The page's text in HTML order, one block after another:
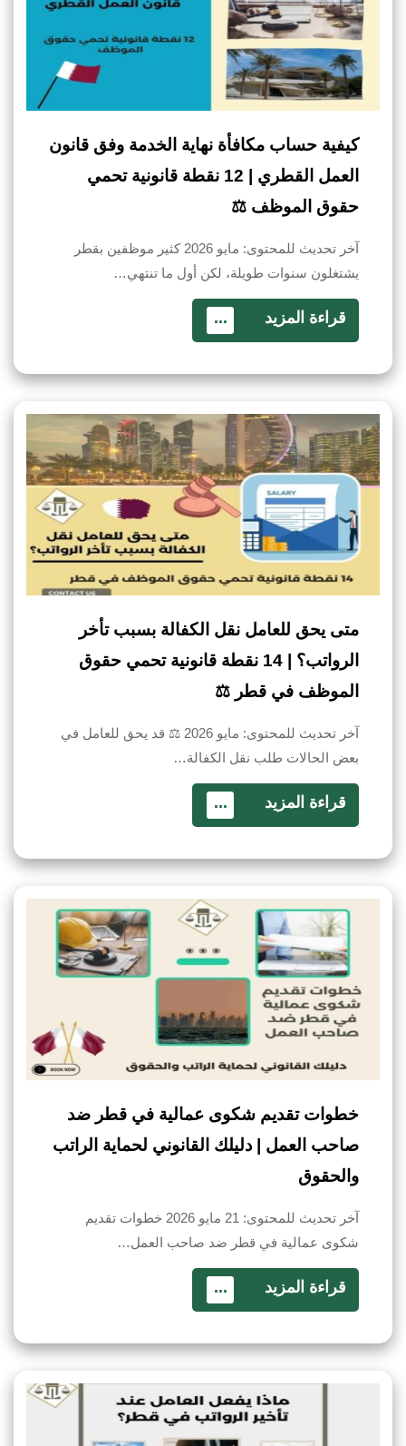
كيفية حساب مكافأة نهاية الخدمة وفق قانون
العمل القطري | 12 نقطة قانونية تحمي
حقوق الموظف ⚖️
آخر تحديث للمحتوى: مايو 2026 كثير موظفين بقطر
يشتغلون سنوات طويلة، لكن أول ما تنتهي…
قراءة المزيد ...
متى يحق للعامل نقل الكفالة بسبب تأخر
الرواتب؟ | 14 نقطة قانونية تحمي حقوق
الموظف في قطر ⚖️
آخر تحديث للمحتوى: مايو 2026 ⚖️ قد يحق للعامل في
بعض الحالات طلب نقل الكفالة…
قراءة المزيد ...
خطوات تقديم شكوى عمالية في قطر ضد
صاحب العمل | دليلك القانوني لحماية الراتب
والحقوق
آخر تحديث للمحتوى: 21 مايو 2026 خطوات تقديم
شكوى عمالية في قطر ضد صاحب العمل…
قراءة المزيد ...